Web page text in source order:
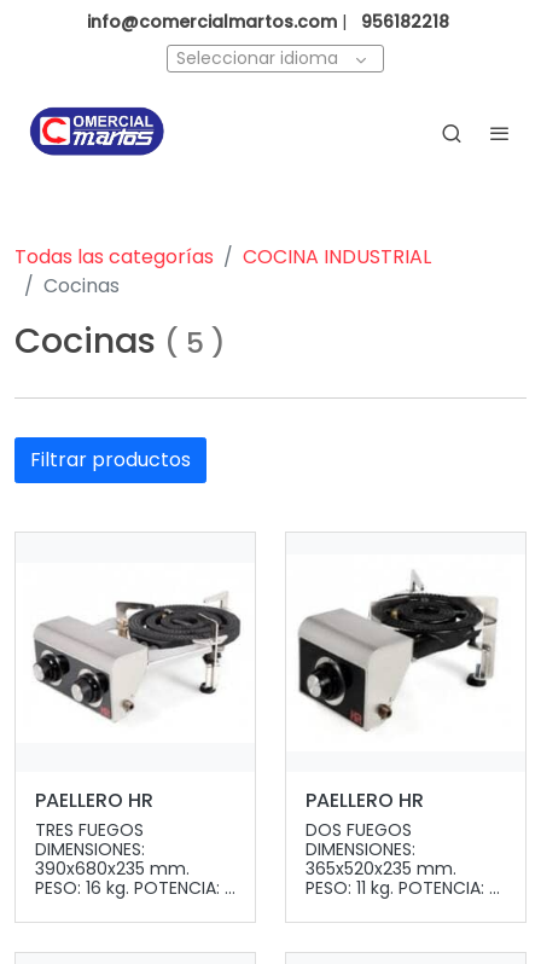
info@comercialmartos.com |
956182218
Seleccionar idioma
Todas las categorías
COCINA INDUSTRIAL
Cocinas
Cocinas ( 5 )
Filtrar productos
PAELLERO HR
TRES FUEGOS
DIMENSIONES:
390x680x235 mm.
PESO: 16 kg. POTENCIA: ...
PAELLERO HR
DOS FUEGOS
DIMENSIONES:
365x520x235 mm.
PESO: 11 kg. POTENCIA: ...